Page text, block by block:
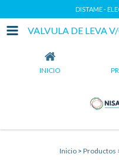
DISTAME -
VALVULA DE LEVA
INICIO
Inicio > Productos